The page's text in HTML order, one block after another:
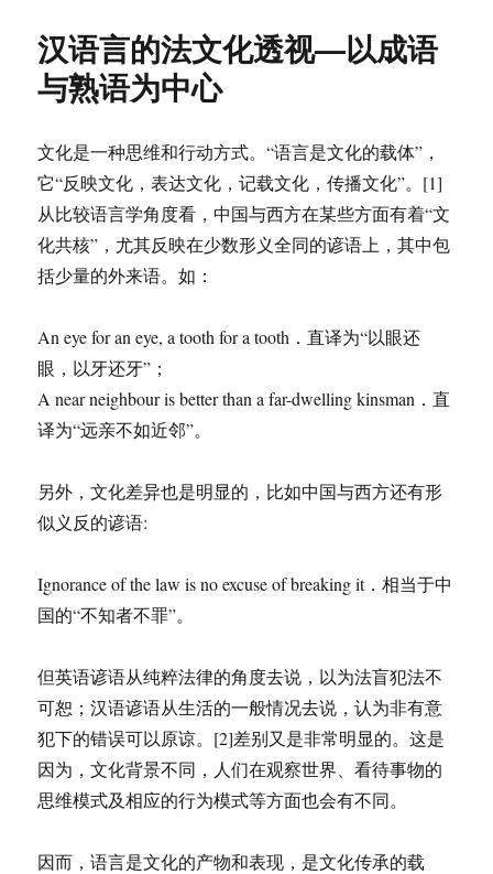
大
令
心
的
冷
笑
话
汉语言的法文化透视—以成语
与熟语为中心
文化是一种思维和行动方式。“语言是文化的载体”，
它“反映文化，表达文化，记载文化，传播文化”。[1]
从比较语言学角度看，中国与西方在某些方面有着“文
化共核”，尤其反映在少数形义全同的谚语上，其中包
括少量的外来语。如：
An eye for an eye, a tooth for a tooth．直译为“以眼还
眼，以牙还牙”；
A near neighbour is better than a far-dwelling kinsman．直
译为“远亲不如近邻”。
另外，文化差异也是明显的，比如中国与西方还有形
似义反的谚语:
Ignorance of the law is no excuse of breaking it．相当于中
国的“不知者不罪”。
但英语谚语从纯粹法律的角度去说，以为法盲犯法不
可恕；汉语谚语从生活的一般情况去说，认为非有意
犯下的错误可以原谅。[2]差别又是非常明显的。这是
因为，文化背景不同，人们在观察世界、看待事物的
思维模式及相应的行为模式等方面也会有不同。
因而，语言是文化的产物和表现，是文化传承的载